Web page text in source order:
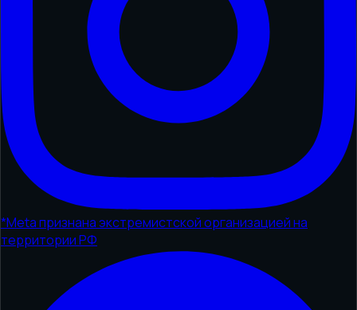
*Meta признана экстремистской организацией на
территории РФ